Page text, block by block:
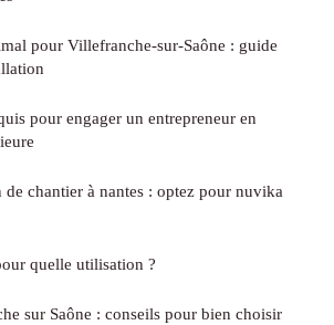
pour Villefranche-sur-Saône : guide
pour engager un entrepreneur en
chantier à nantes : optez pour nuvika
quelle utilisation ?
sur Saône : conseils pour bien choisir